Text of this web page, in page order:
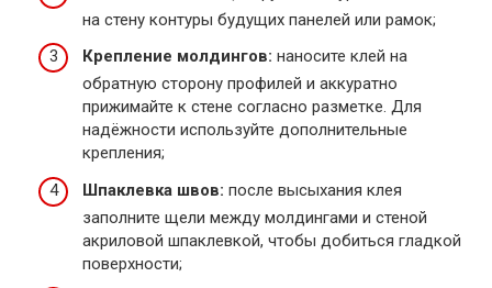
на стену контуры будущих панелей или рамок;
Крепление молдингов: наносите клей на
обратную сторону профилей и аккуратно
прижимайте к стене согласно разметке. Для
надёжности используйте дополнительные
крепления;
Шпаклевка швов: после высыхания клея
заполните щели между молдингами и стеной
акриловой шпаклевкой, чтобы добиться гладкой
поверхности;